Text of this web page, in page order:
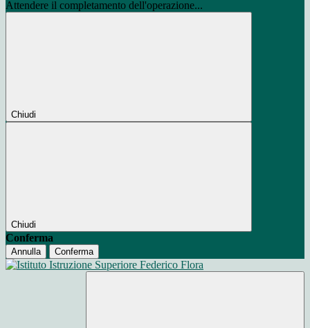
Attendere il completamento dell'operazione...
Chiudi
Chiudi
Conferma
Annulla Conferma